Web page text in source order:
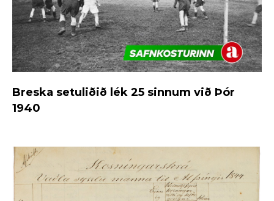
Breska setuliðið lék 25 sinnum við Þór
1940